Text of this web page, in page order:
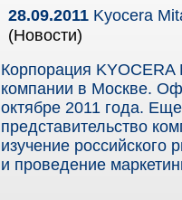
28.09.2011 Kyocera
(Новости)
Корпорация KYOCERA
компании в Москве.
октябре 2011 года.
представительство
изучение российского
и проведение